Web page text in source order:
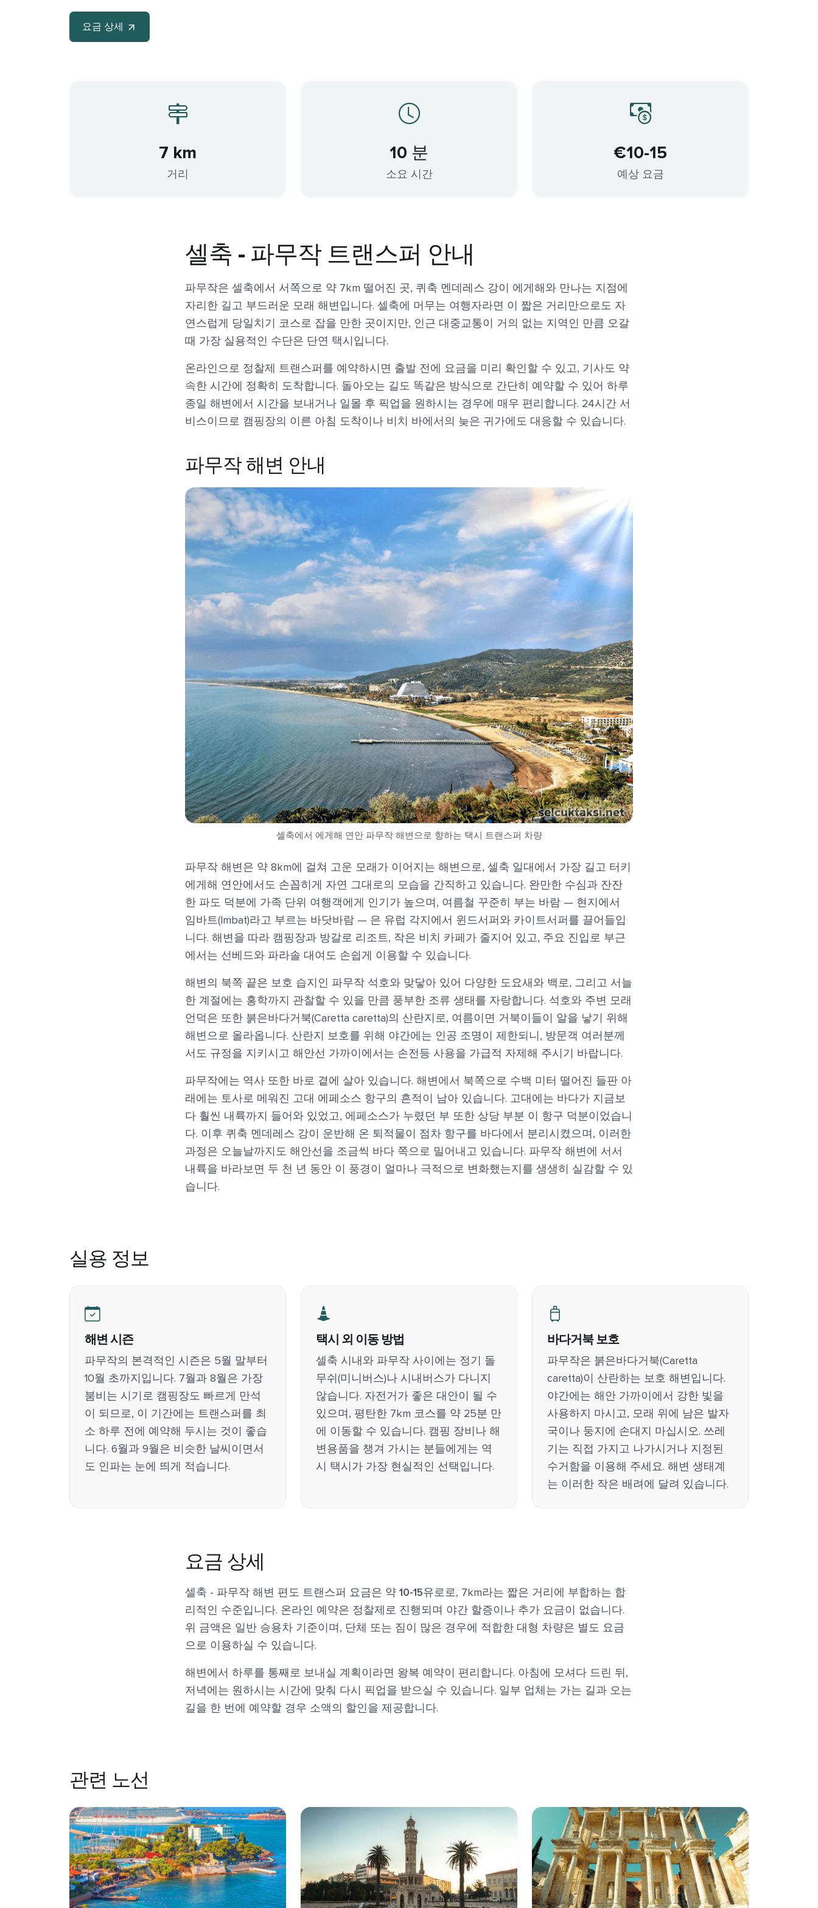
요금 상세
7 km
거리
10 분
소요 시간
€10-15
예상 요금
셀축 - 파무작 트랜스퍼 안내
파무작은 셀축에서 서쪽으로 약 7km 떨어진 곳, 퀴축 멘데레스 강이 에게해와 만나는 지점에
자리한 길고 부드러운 모래 해변입니다. 셀축에 머무는 여행자라면 이 짧은 거리만으로도 자
연스럽게 당일치기 코스로 잡을 만한 곳이지만, 인근 대중교통이 거의 없는 지역인 만큼 오갈
때 가장 실용적인 수단은 단연 택시입니다.
온라인으로 정찰제 트랜스퍼를 예약하시면 출발 전에 요금을 미리 확인할 수 있고, 기사도 약
속한 시간에 정확히 도착합니다. 돌아오는 길도 똑같은 방식으로 간단히 예약할 수 있어 하루
종일 해변에서 시간을 보내거나 일몰 후 픽업을 원하시는 경우에 매우 편리합니다. 24시간 서
비스이므로 캠핑장의 이른 아침 도착이나 비치 바에서의 늦은 귀가에도 대응할 수 있습니다.
파무작 해변 안내
셀축에서 에게해 연안 파무작 해변으로 향하는 택시 트랜스퍼 차량
파무작 해변은 약 8km에 걸쳐 고운 모래가 이어지는 해변으로, 셀축 일대에서 가장 길고 터키
에게해 연안에서도 손꼽히게 자연 그대로의 모습을 간직하고 있습니다. 완만한 수심과 잔잔
한 파도 덕분에 가족 단위 여행객에게 인기가 높으며, 여름철 꾸준히 부는 바람 — 현지에서
임바트(Imbat)라고 부르는 바닷바람 — 은 유럽 각지에서 윈드서퍼와 카이트서퍼를 끌어들입
니다. 해변을 따라 캠핑장과 방갈로 리조트, 작은 비치 카페가 줄지어 있고, 주요 진입로 부근
에서는 선베드와 파라솔 대여도 손쉽게 이용할 수 있습니다.
해변의 북쪽 끝은 보호 습지인 파무작 석호와 맞닿아 있어 다양한 도요새와 백로, 그리고 서늘
한 계절에는 홍학까지 관찰할 수 있을 만큼 풍부한 조류 생태를 자랑합니다. 석호와 주변 모래
언덕은 또한 붉은바다거북(Caretta caretta)의 산란지로, 여름이면 거북이들이 알을 낳기 위해
해변으로 올라옵니다. 산란지 보호를 위해 야간에는 인공 조명이 제한되니, 방문객 여러분께
서도 규정을 지키시고 해안선 가까이에서는 손전등 사용을 가급적 자제해 주시기 바랍니다.
파무작에는 역사 또한 바로 곁에 살아 있습니다. 해변에서 북쪽으로 수백 미터 떨어진 들판 아
래에는 토사로 메워진 고대 에페소스 항구의 흔적이 남아 있습니다. 고대에는 바다가 지금보
다 훨씬 내륙까지 들어와 있었고, 에페소스가 누렸던 부 또한 상당 부분 이 항구 덕분이었습니
다. 이후 퀴축 멘데레스 강이 운반해 온 퇴적물이 점차 항구를 바다에서 분리시켰으며, 이러한
과정은 오늘날까지도 해안선을 조금씩 바다 쪽으로 밀어내고 있습니다. 파무작 해변에 서서
내륙을 바라보면 두 천 년 동안 이 풍경이 얼마나 극적으로 변화했는지를 생생히 실감할 수 있
습니다.
실용 정보
해변 시즌
파무작의 본격적인 시즌은 5월 말부터
10월 초까지입니다. 7월과 8월은 가장
붐비는 시기로 캠핑장도 빠르게 만석
이 되므로, 이 기간에는 트랜스퍼를 최
소 하루 전에 예약해 두시는 것이 좋습
니다. 6월과 9월은 비슷한 날씨이면서
도 인파는 눈에 띄게 적습니다.
택시 외 이동 방법
셀축 시내와 파무작 사이에는 정기 돌
무쉬(미니버스)나 시내버스가 다니지
않습니다. 자전거가 좋은 대안이 될 수
있으며, 평탄한 7km 코스를 약 25분 만
에 이동할 수 있습니다. 캠핑 장비나 해
변용품을 챙겨 가시는 분들에게는 역
시 택시가 가장 현실적인 선택입니다.
바다거북 보호
파무작은 붉은바다거북(Caretta
caretta)이 산란하는 보호 해변입니다.
야간에는 해안 가까이에서 강한 빛을
사용하지 마시고, 모래 위에 남은 발자
국이나 둥지에 손대지 마십시오. 쓰레
기는 직접 가지고 나가시거나 지정된
수거함을 이용해 주세요. 해변 생태계
는 이러한 작은 배려에 달려 있습니다.
요금 상세
셀축 - 파무작 해변 편도 트랜스퍼 요금은 약 10-15유로로, 7km라는 짧은 거리에 부합하는 합
리적인 수준입니다. 온라인 예약은 정찰제로 진행되며 야간 할증이나 추가 요금이 없습니다.
위 금액은 일반 승용차 기준이며, 단체 또는 짐이 많은 경우에 적합한 대형 차량은 별도 요금
으로 이용하실 수 있습니다.
해변에서 하루를 통째로 보내실 계획이라면 왕복 예약이 편리합니다. 아침에 모셔다 드린 뒤,
저녁에는 원하시는 시간에 맞춰 다시 픽업을 받으실 수 있습니다. 일부 업체는 가는 길과 오는
길을 한 번에 예약할 경우 소액의 할인을 제공합니다.
관련 노선